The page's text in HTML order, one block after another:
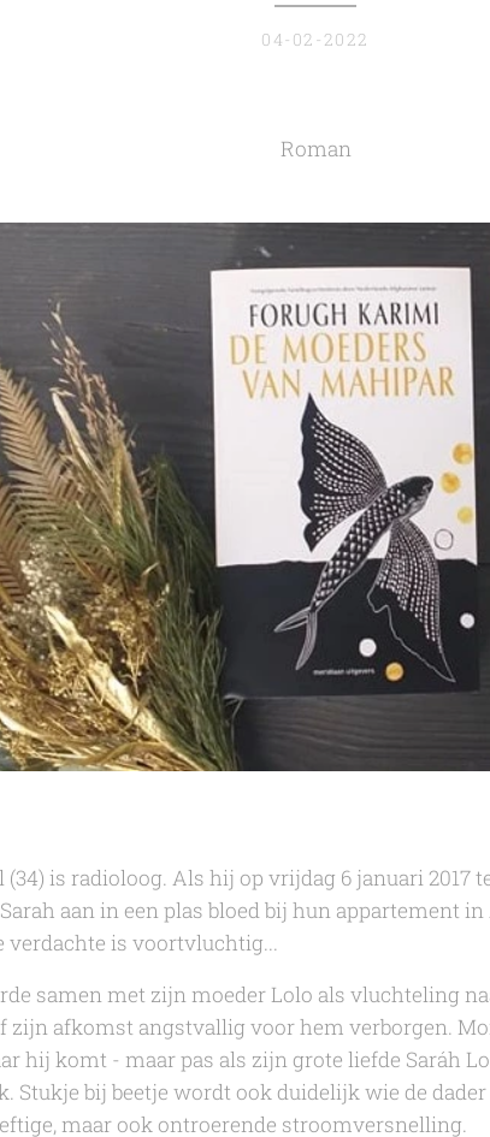
04-02-2022
Roman
(34) is radioloog. Als hij op vrijdag 6 januari
aan in een plas bloed bij hun appartement
verdachte is voortvluchtig...
samen met zijn moeder Lolo als vluchteling
zijn afkomst angstvallig voor hem verborgen.
hij komt - maar pas als zijn grote liefde Saráh
Stukje bij beetje wordt ook duidelijk wie de
maar ook ontroerende stroomversnelling.